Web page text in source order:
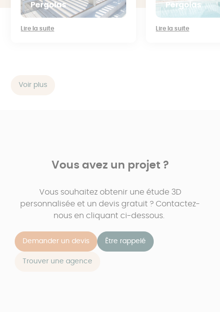
Pergolas
Lire la suite
Pergolas
Lire la suite
Voir plus
Vous avez un projet ?
Vous souhaitez obtenir une étude 3D
personnalisée et un devis gratuit ? Contactez-
nous en cliquant ci-dessous.
Demander un devis Être rappelé
Trouver une agence